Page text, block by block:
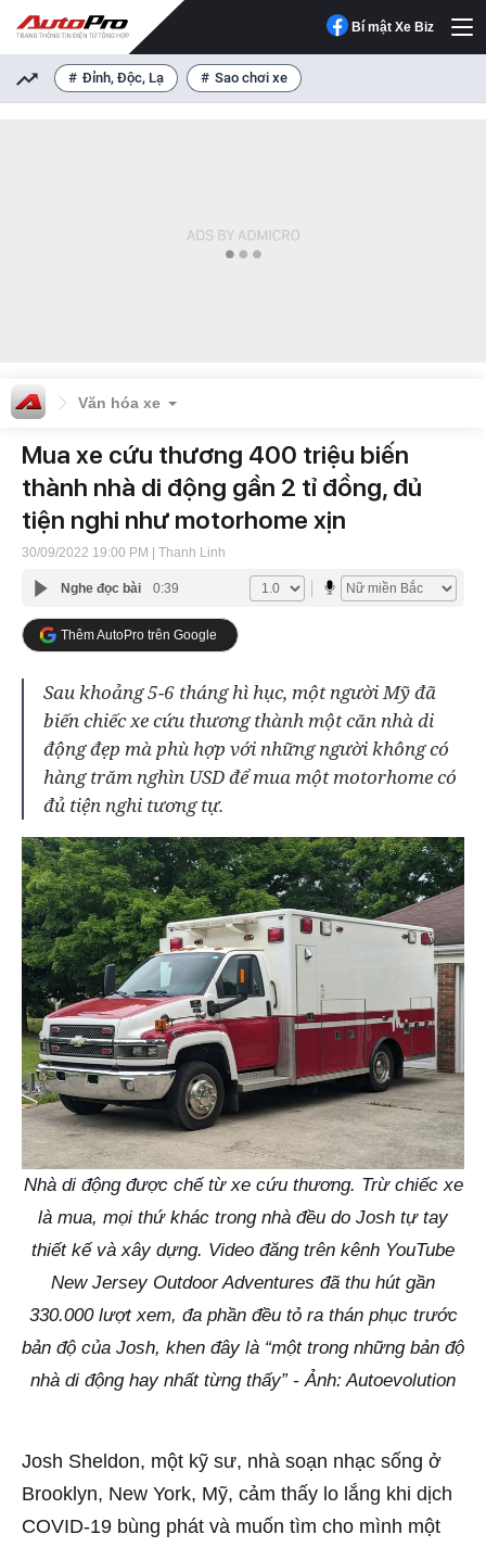
Bí mật Xe Biz
Đỉnh, Độc, Lạ Sao chơi xe
Văn hóa xe
Mua xe cứu thương 400 triệu biến
thành nhà di động gần 2 tỉ đồng, đủ
tiện nghi như motorhome xịn
30/09/2022 19:00 PM | Thanh Linh
Nghe đọc bài 0:39
Thêm AutoPro trên Google
Sau khoảng 5-6 tháng hì hục, một người Mỹ đã
biến chiếc xe cứu thương thành một căn nhà di
động đẹp mà phù hợp với những người không có
hàng trăm nghìn USD để mua một motorhome có
đủ tiện nghi tương tự.
Nhà di động được chế từ xe cứu thương. Trừ chiếc xe
là mua, mọi thứ khác trong nhà đều do Josh tự tay
thiết kế và xây dựng. Video đăng trên kênh YouTube
New Jersey Outdoor Adventures đã thu hút gần
330.000 lượt xem, đa phần đều tỏ ra thán phục trước
bản độ của Josh, khen đây là “một trong những bản độ
nhà di động hay nhất từng thấy” - Ảnh: Autoevolution
Josh Sheldon, một kỹ sư, nhà soạn nhạc sống ở
Brooklyn, New York, Mỹ, cảm thấy lo lắng khi dịch
COVID-19 bùng phát và muốn tìm cho mình một